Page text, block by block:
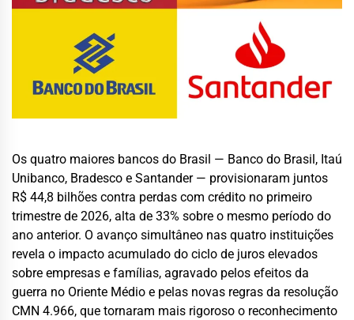
Os quatro maiores bancos do Brasil — Banco do Brasil, Itaú
Unibanco, Bradesco e Santander — provisionaram juntos
R$ 44,8 bilhões contra perdas com crédito no primeiro
trimestre de 2026, alta de 33% sobre o mesmo período do
ano anterior. O avanço simultâneo nas quatro instituições
revela o impacto acumulado do ciclo de juros elevados
sobre empresas e famílias, agravado pelos efeitos da
guerra no Oriente Médio e pelas novas regras da resolução
CMN 4.966, que tornaram mais rigoroso o reconhecimento